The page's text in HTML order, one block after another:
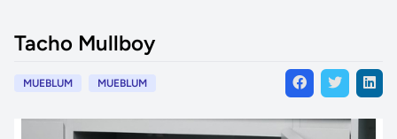
Tacho Mullboy
MUEBLUM MUEBLUM